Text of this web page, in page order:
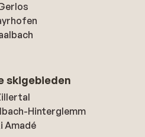
skigebieden
Hinterglemm
Amadé